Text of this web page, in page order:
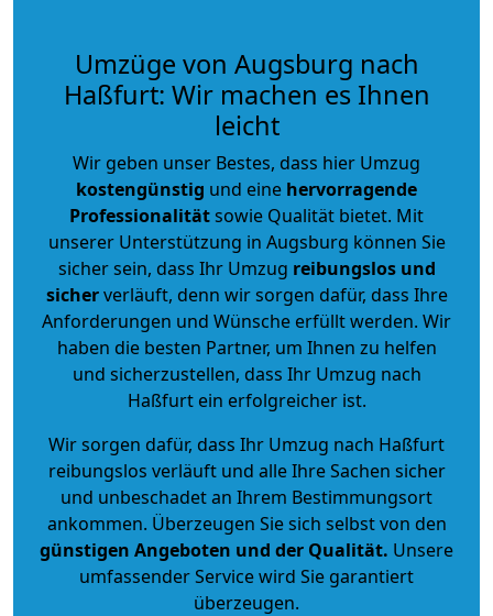
Umzüge von Augsburg nach
Haßfurt: Wir machen es Ihnen
leicht
Wir geben unser Bestes, dass hier Umzug
kostengünstig und eine hervorragende
Professionalitätsowie Qualität bietet. Mit
unserer Unterstützung in Augsburg können Sie
sicher sein, dass Ihr Umzug reibungslos und
sicherverläuft, denn wir sorgen dafür, dass Ihre
Anforderungen und Wünsche erfüllt werden. Wir
haben die besten Partner, um Ihnen zu helfen
und sicherzustellen, dass Ihr Umzug nach
Haßfurt ein erfolgreicher ist.
Wir sorgen dafür, dass Ihr Umzug nach Haßfurt
reibungslos verläuft und alle Ihre Sachen sicher
und unbeschadet an Ihrem Bestimmungsort
ankommen. Überzeugen Sie sich selbst von den
günstigen Angeboten und der Qualität. Unsere
umfassender Service wird Sie garantiert
überzeugen.